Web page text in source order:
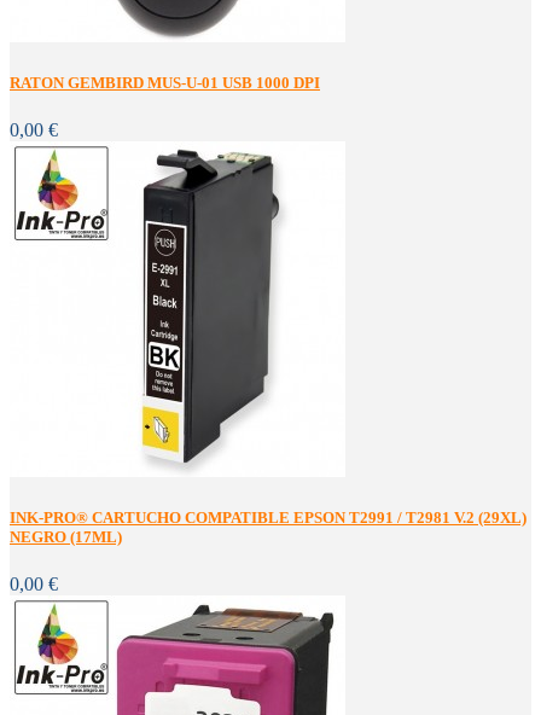
RATON GEMBIRD MUS-U-01 USB 1000 DPI
0,00 €
INK-PRO® CARTUCHO COMPATIBLE EPSON T2991 / T2981 V.2 (29XL)
NEGRO (17ML)
0,00 €